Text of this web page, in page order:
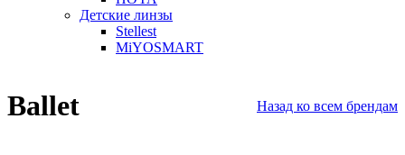
Детские линзы
Stellest
MiYOSMART
Ballet Назад ко всем брендам